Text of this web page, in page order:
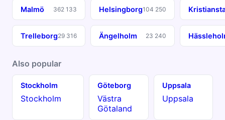
Malmö 362 133 Helsingborg104 250
Trelleborg29 316 Ängelholm 23 240
Also popular
Stockholm
Stockholm
Göteborg
Västra
Götaland
Uppsala
Uppsala